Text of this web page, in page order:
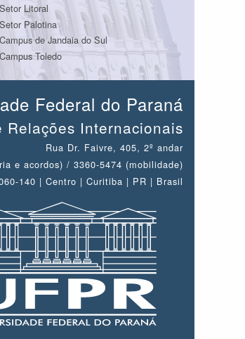
Setor Litoral
Setor Palotina
Campus de Jandaia do Sul
Campus Toledo
Federal do Paraná
Relações Internacionais
Rua Dr. Faivre, 405, 2º andar
e acordos) / 3360-5474 (mobilidade)
140 | Centro | Curitiba | PR | Brasil